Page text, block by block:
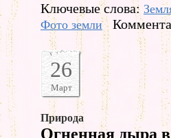
Ключевые слова:
Фото земли
26
Март
Природа
Огненная дыра